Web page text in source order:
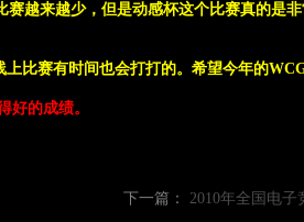
赛越来越少，但是动感杯这个比赛真的是
比赛有时间也会打打的。希望今年的
好的成绩。
下一篇： 2010年全国电